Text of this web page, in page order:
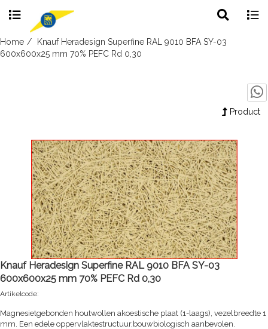
Skip
to
search
Home
Knauf Heradesign Superfine RAL 9010 BFA SY-03
600x600x25 mm 70% PEFC Rd 0,30
Product
Knauf Heradesign Superfine RAL 9010 BFA SY-03
600x600x25 mm 70% PEFC Rd 0,30
Artikelcode:
Magnesietgebonden houtwollen akoestische plaat (1-laags), vezelbreedte 1
mm. Een edele oppervlaktestructuur,bouwbiologisch aanbevolen.